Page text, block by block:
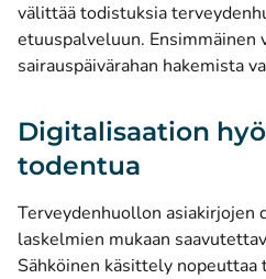
välittää todistuksia
etuuspalveluun.
sairauspäivärahan hakemista
Digitalisaation
todentua
Terveydenhuollon asiakirjojen
laskelmien mukaan
Sähköinen käsittely nopeuttaa